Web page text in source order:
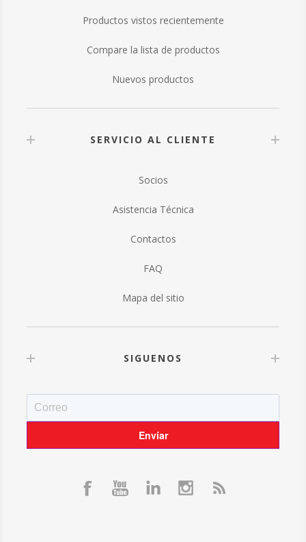
Productos vistos recientemente
Compare la lista de productos
Nuevos productos
SERVICIO AL CLIENTE
Socios
Asistencia Técnica
Contactos
FAQ
Mapa del sitio
SIGUENOS